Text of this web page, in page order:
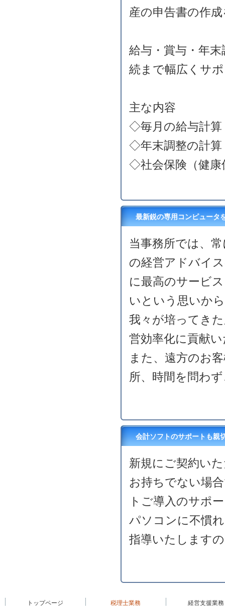
産の申告書の作
給与・賞与・年
続まで幅広くサ
主な内容
◇毎月の給与計算
◇年末調整の計算
◇社会保険（健康
最新鋭の専用コンピュータ
当事務所では、
の経営アドバイ
に最高のサービ
いという思いか
我々が培ってき
営効率化に貢献
また、遠方のお
所、時間を問わ
会計ソフトのサポートも親
新規にご契約い
お持ちでない場
トご導入のサポ
パソコンに不慣
指導いたします
トップページ 税理士業務 経営支援業務